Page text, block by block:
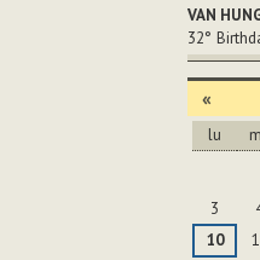
VAN
32°
«
lu
3
10